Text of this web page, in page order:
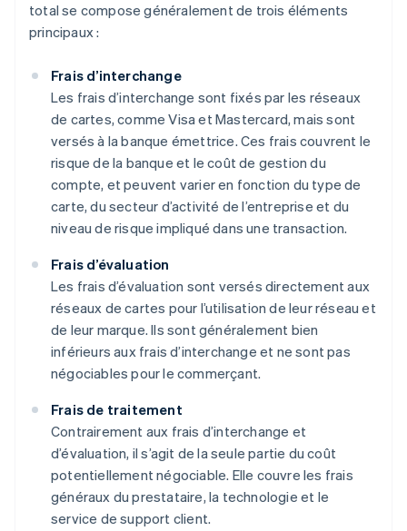
total se compose généralement de trois éléments
principaux :
Frais d’interchange
Les frais d’interchange sont fixés par les réseaux
de cartes, comme Visa et Mastercard, mais sont
versés à la banque émettrice. Ces frais couvrent le
risque de la banque et le coût de gestion du
compte, et peuvent varier en fonction du type de
carte, du secteur d’activité de l’entreprise et du
niveau de risque impliqué dans une transaction.
Frais d’évaluation
Les frais d’évaluation sont versés directement aux
réseaux de cartes pour l’utilisation de leur réseau et
de leur marque. Ils sont généralement bien
inférieurs aux frais d’interchange et ne sont pas
négociables pour le commerçant.
Frais de traitement
Contrairement aux frais d’interchange et
d’évaluation, il s’agit de la seule partie du coût
potentiellement négociable. Elle couvre les frais
généraux du prestataire, la technologie et le
service de support client.